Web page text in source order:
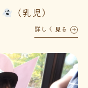
（乳児）
詳しく見る